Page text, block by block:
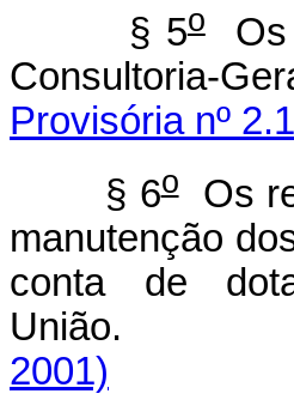
§ 5oOs
Provisória nº
§ 6oOs
manutenção
conta de
2001)